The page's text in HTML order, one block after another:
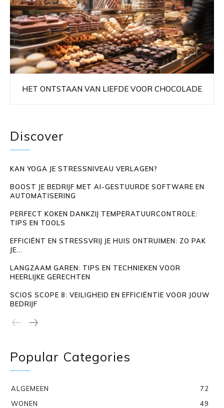
HET ONTSTAAN VAN LIEFDE VOOR CHOCOLADE
Discover
KAN YOGA JE STRESSNIVEAU VERLAGEN?
BOOST JE BEDRIJF MET AI-GESTUURDE SOFTWARE EN
AUTOMATISERING
PERFECT KOKEN DANKZIJ TEMPERATUURCONTROLE:
TIPS EN TOOLS
EFFICIËNT EN STRESSVRIJ JE HUIS ONTRUIMEN: ZO PAK
JE...
LANGZAAM GAREN: TIPS EN TECHNIEKEN VOOR
HEERLIJKE GERECHTEN
SCIOS SCOPE 8: VEILIGHEID EN EFFICIËNTIE VOOR JOUW
BEDRIJF
Popular Categories
ALGEMEEN
72
WONEN
49